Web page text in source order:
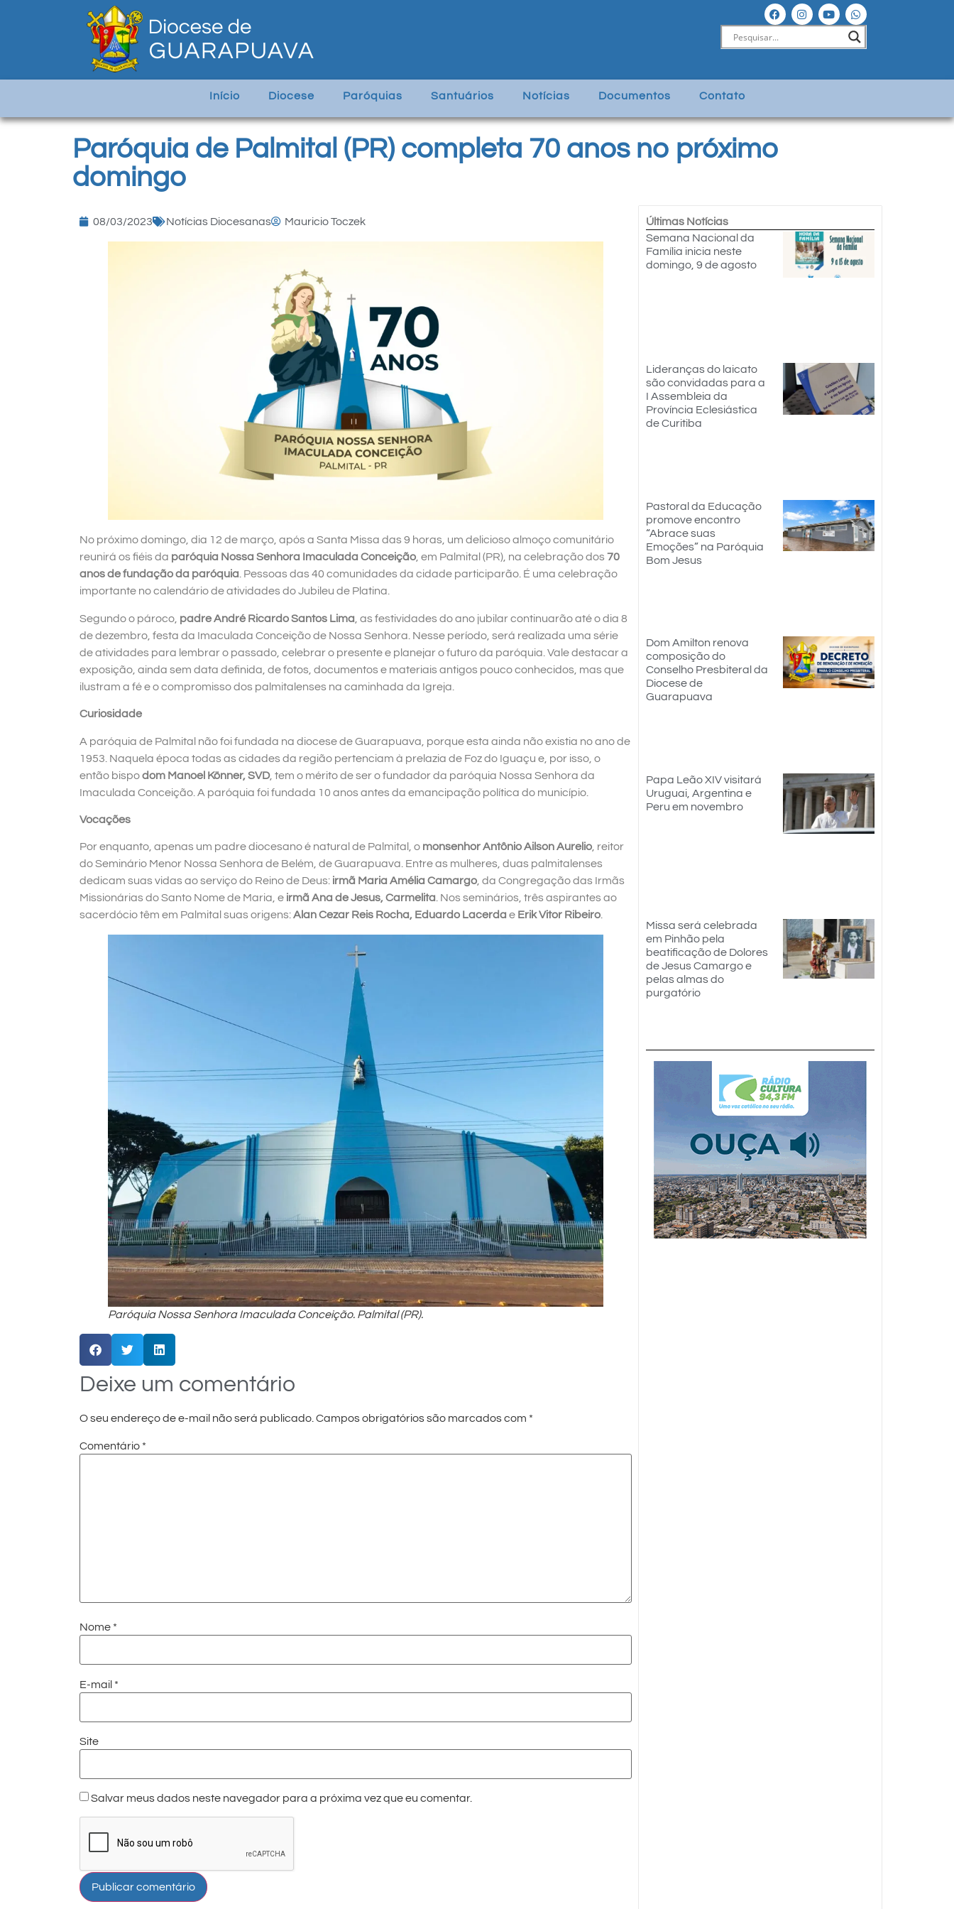
Início Diocese Paróquias Santuários Notícias Documentos Contato
Paróquia de Palmital (PR) completa 70 anos no próximo
domingo
08/03/2023 Notícias Diocesanas Mauricio Toczek
No próximo domingo, dia 12 de março, após a Santa Missa das 9 horas, um delicioso almoço comunitário
reunirá os fiéis da paróquia Nossa Senhora Imaculada Conceição, em Palmital (PR), na celebração dos 70
anos de fundação da paróquia. Pessoas das 40 comunidades da cidade participarão. É uma celebração
importante no calendário de atividades do Jubileu de Platina.
Segundo o pároco, padre André Ricardo Santos Lima , as festividades do ano jubilar continuarão até o dia 8
de dezembro, festa da Imaculada Conceição de Nossa Senhora. Nesse período, será realizada uma série
de atividades para lembrar o passado, celebrar o presente e planejar o futuro da paróquia. Vale destacar a
exposição, ainda sem data definida, de fotos, documentos e materiais antigos pouco conhecidos, mas que
ilustram a fé e o compromisso dos palmitalenses na caminhada da Igreja.
Curiosidade
A paróquia de Palmital não foi fundada na diocese de Guarapuava, porque esta ainda não existia no ano de
1953. Naquela época todas as cidades da região pertenciam à prelazia de Foz do Iguaçu e, por isso, o
então bispodom Manoel Könner, SVD, tem o mérito de ser o fundador da paróquia Nossa Senhora da
Imaculada Conceição. A paróquia foi fundada 10 anos antes da emancipação política do município.
Vocações
Por enquanto, apenas um padre diocesano é natural de Palmital, o monsenhor Antônio Ailson Aurelio, reitor
do Seminário Menor Nossa Senhora de Belém, de Guarapuava. Entre as mulheres, duas palmitalenses
dedicam suas vidas ao serviço do Reino de Deus: irmã Maria Amélia Camargo, da Congregação das Irmãs
Missionárias do Santo Nome de Maria, e irmã Ana de Jesus, Carmelita. Nos seminários, três aspirantes ao
sacerdócio têm em Palmital suas origens:Alan Cezar Reis Rocha, Eduardo Lacerda e Erik Vitor Ribeiro.
Paróquia Nossa Senhora Imaculada Conceição. Palmital (PR).
Deixe um comentário
O seu endereço de e-mail não será publicado. Campos obrigatórios são marcados com *
Comentário *
Nome *
E-mail *
Site
Salvar meus dados neste navegador para a próxima vez que eu comentar.
Últimas Notícias
Semana Nacional da
Família inicia neste
domingo, 9 de agosto
Lideranças do laicato
são convidadas para a
I Assembleia da
Província Eclesiástica
de Curitiba
Pastoral da Educação
promove encontro
“Abrace suas
Emoções” na Paróquia
Bom Jesus
Dom Amilton renova
composição do
Conselho Presbiteral da
Diocese de
Guarapuava
Papa Leão XIV visitará
Uruguai, Argentina e
Peru em novembro
Missa será celebrada
em Pinhão pela
beatificação de Dolores
de Jesus Camargo e
pelas almas do
purgatório